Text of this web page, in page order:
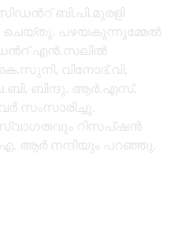
ബി.പി.മുരളി
ചെയ്തു. പഴയകുന്നുമ്മേൽ
എൻ.സലിൽ
വിനോദ്.വി,
ബിന്ദു. ആർ.എസ്.
സംസാരിച്ചു.
റിസപ്ഷൻ
എ. ആർ നന്ദിയും പറഞ്ഞു.